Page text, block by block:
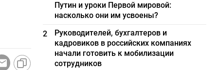
Путин и уроки Первой мировой:
насколько они им усвоены?
2
Руководителей, бухгалтеров и
кадровиков в российских компаниях
начали готовить к мобилизации
сотрудников